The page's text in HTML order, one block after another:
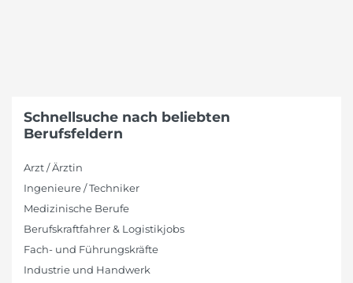
Schnellsuche nach beliebten
Berufsfeldern
Arzt / Ärztin
Ingenieure / Techniker
Medizinische Berufe
Berufskraftfahrer & Logistikjobs
Fach- und Führungskräfte
Industrie und Handwerk